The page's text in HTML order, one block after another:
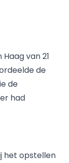
van 21
de
de
had
het opstellen